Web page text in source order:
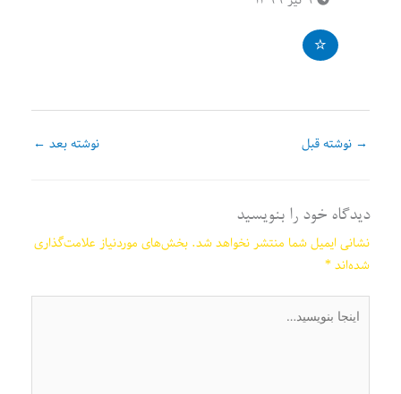
→ نوشته قبل نوشته بعد ←
دیدگاه‌ خود را بنویسید
نشانی ایمیل شما منتشر نخواهد شد. بخش‌های موردنیاز علامت‌گذاری
شده‌اند*
بنویسید…